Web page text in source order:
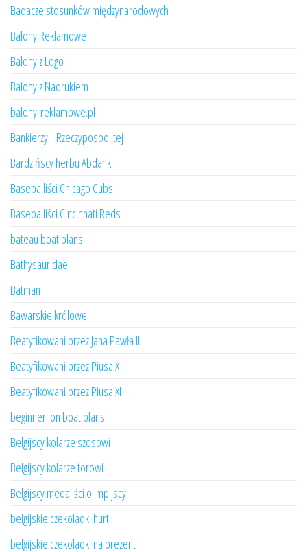
Badacze stosunków międzynarodowych
Balony Reklamowe
Balony z Logo
Balony z Nadrukiem
balony-reklamowe.pl
Bankierzy II Rzeczypospolitej
Bardzińscy herbu Abdank
Baseballiści Chicago Cubs
Baseballiści Cincinnati Reds
bateau boat plans
Bathysauridae
Batman
Bawarskie królowe
Beatyfikowani przez Jana Pawła II
Beatyfikowani przez Piusa X
Beatyfikowani przez Piusa XI
beginner jon boat plans
Belgijscy kolarze szosowi
Belgijscy kolarze torowi
Belgijscy medaliści olimpijscy
belgijskie czekoladki hurt
belgijskie czekoladki na prezent